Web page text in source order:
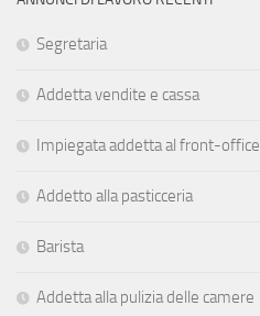
Segretaria
Addetta vendite e cassa
Impiegata addetta al front-office
Addetto alla pasticceria
Barista
Addetta alla pulizia delle camere